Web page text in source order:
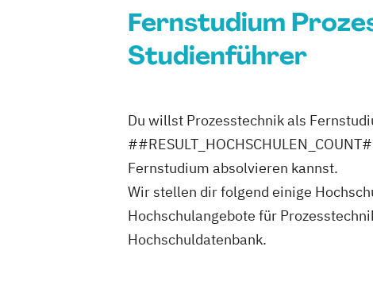
Fernstudium
Studienführer
Du willst Prozesstechnik als
Fernstudium absolvieren kannst.
Wir stellen dir folgend einige
Hochschulangebote für
Hochschuldatenbank.